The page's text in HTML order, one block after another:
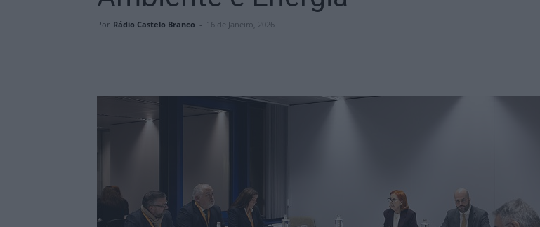
Por Rádio Castelo Branco - 16 de Janeiro, 2026